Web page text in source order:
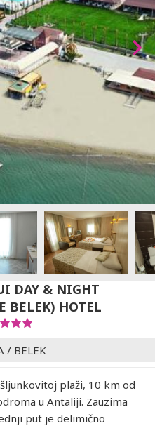
DAY & NIGHT
BELEK) HOTEL
/ BELEK
plaži, 10 km od
u Antaliji. Zauzima
put je delimično